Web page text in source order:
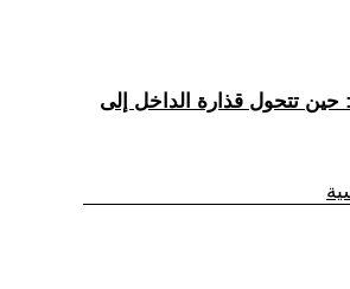
حين تتحول قذارة الداخل إلى